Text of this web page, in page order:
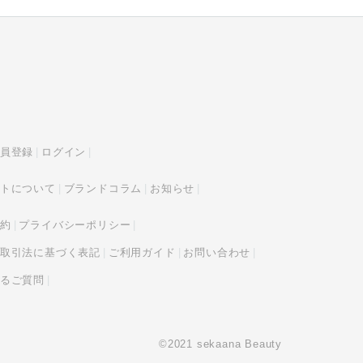
登録 ログイン
について ブランドコラム お知らせ
プライバシーポリシー
引法に基づく表記 ご利用ガイド お問い合わせ
ご質問
©2021 sekaana Beauty